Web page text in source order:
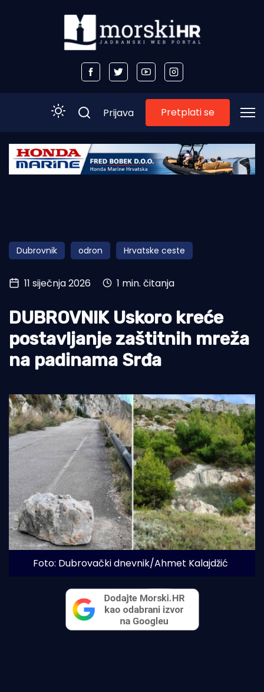
Početna
Obala
Otoci
Turizam i nautika
Pomorstvo
Ribolov
Ekologija
Prijava Pretplati se
Dubrovnik odron Hrvatske ceste
11 siječnja 2026 1 min. čitanja
DUBROVNIK Uskoro kreće
postavljanje zaštitnih mreža
na padinama Srđa
Foto: Dubrovački dnevnik/Ahmet Kalajdžić